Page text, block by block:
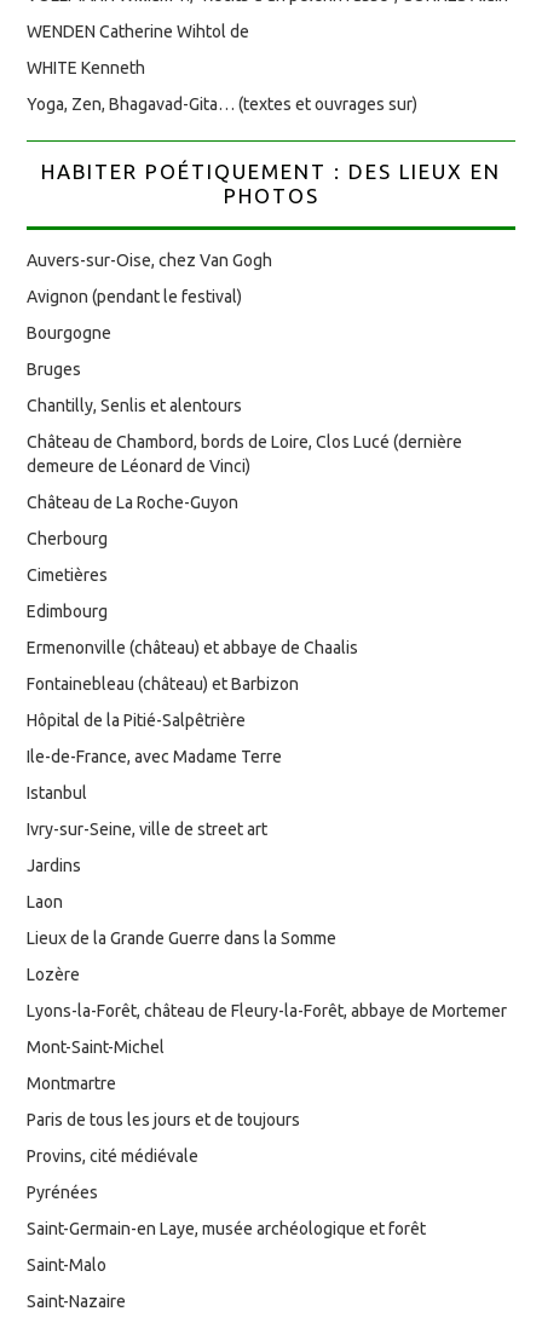
WENDEN Catherine Wihtol de
WHITE Kenneth
Yoga, Zen, Bhagavad-Gita… (textes et ouvrages sur)
HABITER POÉTIQUEMENT : DES LIEUX EN
PHOTOS
Auvers-sur-Oise, chez Van Gogh
Avignon (pendant le festival)
Bourgogne
Bruges
Chantilly, Senlis et alentours
Château de Chambord, bords de Loire, Clos Lucé (dernière
demeure de Léonard de Vinci)
Château de La Roche-Guyon
Cherbourg
Cimetières
Edimbourg
Ermenonville (château) et abbaye de Chaalis
Fontainebleau (château) et Barbizon
Hôpital de la Pitié-Salpêtrière
Ile-de-France, avec Madame Terre
Istanbul
Ivry-sur-Seine, ville de street art
Jardins
Laon
Lieux de la Grande Guerre dans la Somme
Lozère
Lyons-la-Forêt, château de Fleury-la-Forêt, abbaye de Mortemer
Mont-Saint-Michel
Montmartre
Paris de tous les jours et de toujours
Provins, cité médiévale
Pyrénées
Saint-Germain-en Laye, musée archéologique et forêt
Saint-Malo
Saint-Nazaire